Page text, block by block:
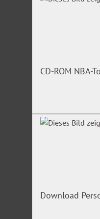
CD-ROM
Download